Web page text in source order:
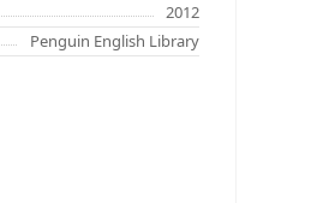
2012
Penguin English Library